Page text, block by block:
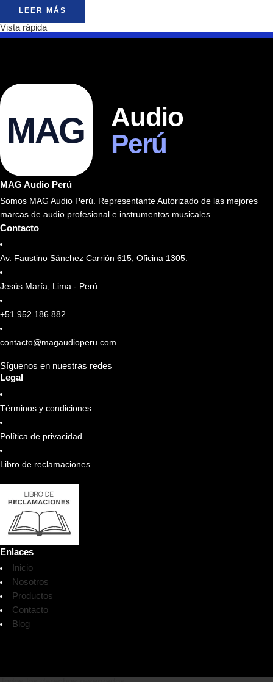
LEER MÁS
Vista rápida
MAG
Audio
Perú
MAG Audio Perú
Somos MAG Audio Perú. Representante Autorizado de las mejores
marcas de audio profesional e instrumentos musicales.
Contacto
Av. Faustino Sánchez Carrión 615, Oficina 1305.
Jesús María, Lima - Perú.
+51 952 186 882
contacto@magaudioperu.com
Síguenos en nuestras redes
Legal
Términos y condiciones
Política de privacidad
Libro de reclamaciones
Enlaces
Inicio
Nosotros
Productos
Contacto
Blog